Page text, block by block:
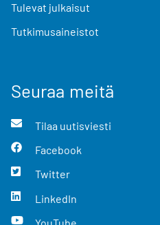
Tulevat julkaisut
Tutkimusaineistot
Seuraa meitä
Tilaa uutisviesti
Facebook
Twitter
LinkedIn